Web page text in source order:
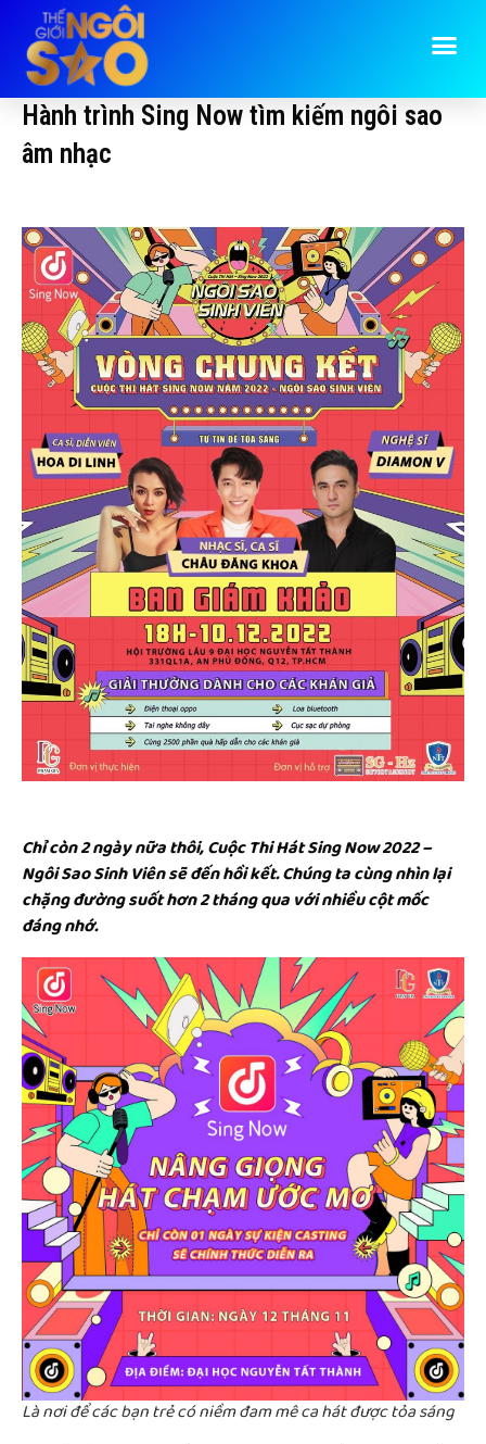
Hành trình Sing Now tìm kiếm ngôi sao
âm nhạc
Chỉ còn 2 ngày nữa thôi, Cuộc Thi Hát Sing Now 2022 –
Ngôi Sao Sinh Viên sẽ đến hồi kết. Chúng ta cùng nhìn lại
chặng đường suốt hơn 2 tháng qua với nhiều cột mốc
đáng nhớ.
Là nơi để các bạn trẻ có niềm đam mê ca hát được tỏa sáng